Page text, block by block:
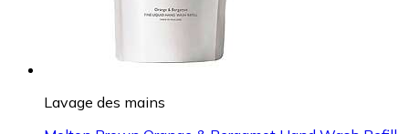
Lavage des mains